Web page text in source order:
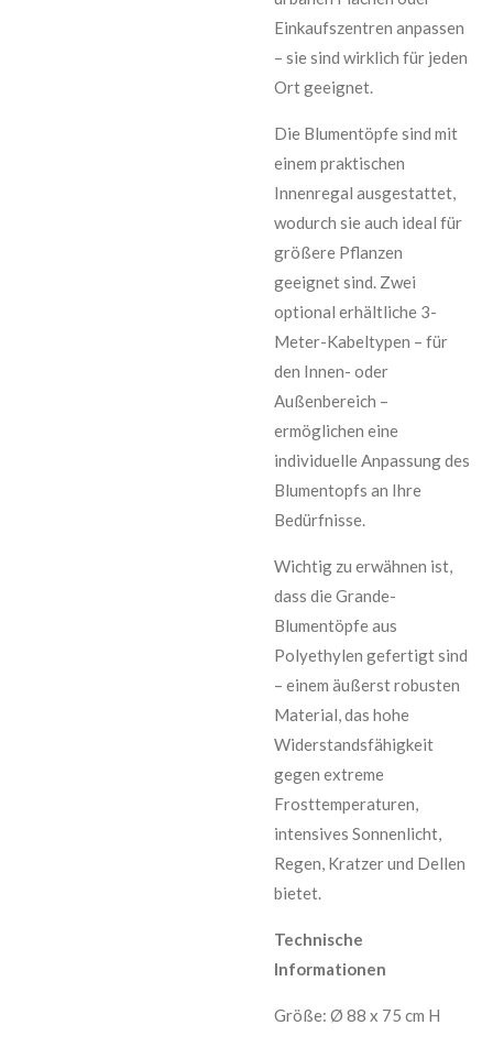
Einkaufszentren anpassen
– sie sind wirklich für jeden
Ort geeignet.
Die Blumentöpfe sind mit
einem praktischen
Innenregal ausgestattet,
wodurch sie auch ideal für
größere Pflanzen
geeignet sind. Zwei
optional erhältliche 3-
Meter-Kabeltypen – für
den Innen- oder
Außenbereich –
ermöglichen eine
individuelle Anpassung des
Blumentopfs an Ihre
Bedürfnisse.
Wichtig zu erwähnen ist,
dass die Grande-
Blumentöpfe aus
Polyethylen gefertigt sind
– einem äußerst robusten
Material, das hohe
Widerstandsfähigkeit
gegen extreme
Frosttemperaturen,
intensives Sonnenlicht,
Regen, Kratzer und Dellen
bietet.
Technische
Informationen
Größe: Ø 88 x 75 cm H